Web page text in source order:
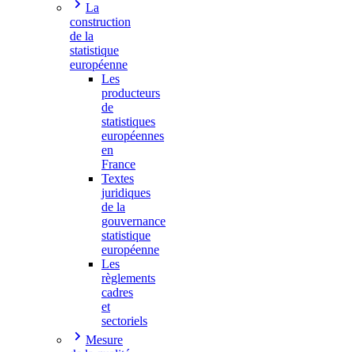
La
construction
de la
statistique
européenne
Les
producteurs
de
statistiques
européennes
en
France
Textes
juridiques
de la
gouvernance
statistique
européenne
Les
règlements
cadres
et
sectoriels
Mesure